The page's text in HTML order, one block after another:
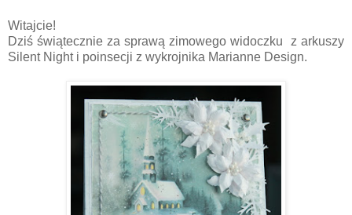
Witajcie!
Dziś świątecznie za sprawą zimowego widoczku z arkuszy
Silent Night i poinsecji z wykrojnika Marianne Design.